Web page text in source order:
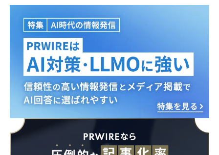
Japanese
English